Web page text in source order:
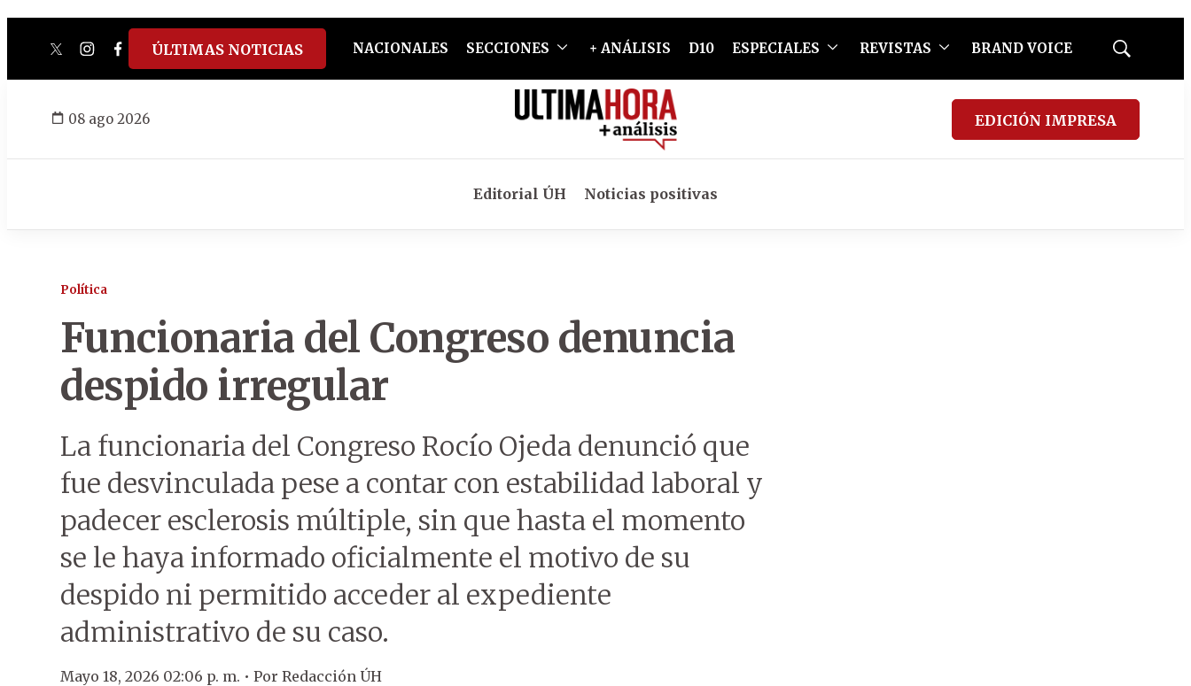
twitterinstagram
facebook
tiktokyoutube
spotify
ÚLTIMAS NOTICIAS NACIONALES SECCIONES + ANÁLISIS D10 ESPECIALES REVISTAS BRAND VOICE
Mostrar
08 ago 2026 EDICIÓN IMPRESA
Editorial ÚH Noticias positivas
Política
Funcionaria del Congreso denuncia
despido irregular
La funcionaria del Congreso Rocío Ojeda denunció que
fue desvinculada pese a contar con estabilidad laboral y
padecer esclerosis múltiple, sin que hasta el momento
se le haya informado oficialmente el motivo de su
despido ni permitido acceder al expediente
administrativo de su caso.
Mayo 18, 2026 02:06 p. m. • Por Redacción ÚH